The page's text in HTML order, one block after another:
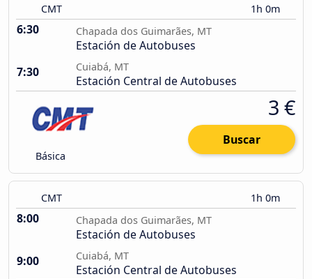
CMT 1h 0m
6:30 Chapada dos Guimarães, MT
Estación de Autobuses
7:30
Cuiabá, MT
Estación Central de Autobuses
Básica
3 €
Buscar
CMT 1h 0m
8:00 Chapada dos Guimarães, MT
Estación de Autobuses
9:00
Cuiabá, MT
Estación Central de Autobuses